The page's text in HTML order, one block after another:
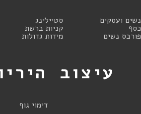
נשים ועסקים
כסף
פורבס נשים
סטיילינג
קניות ברשת
מידות גדולות
עיצוב
דימוי גוף